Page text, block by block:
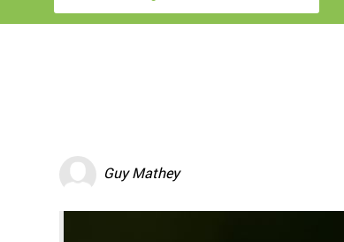
Guy Mathey